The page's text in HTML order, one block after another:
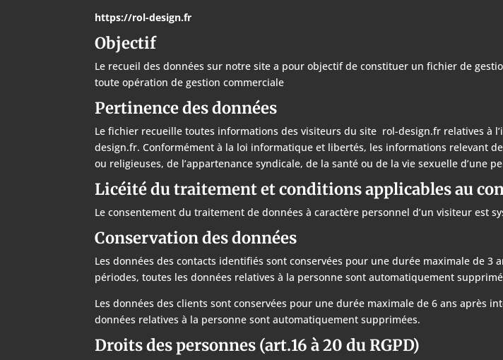
https://rol-design.fr
Objectif
Le recueil des données sur notre site a pour objectif de constituer un fichier de
toute opération de gestion commerciale
Pertinence des données
Le fichier recueille toutes informations des visiteurs du site rol-design.fr relatives à
design.fr. Conformément à la loi informatique et libertés, les informations relevant
ou religieuses, de l’appartenance syndicale, de la santé ou de la vie sexuelle d’une
Licéité du traitement et conditions applicables au
Le consentement du traitement de données à caractère personnel d’un visiteur est
Conservation des données
Les données des contacts identifiés sont conservées pour une durée maximale de 3
périodes, toutes les données relatives à la personne sont automatiquement
Les données des clients sont conservées pour une durée maximale de 6 ans après
données relatives à la personne sont automatiquement supprimées.
Droits des personnes (art.16 à 20 du RGPD)